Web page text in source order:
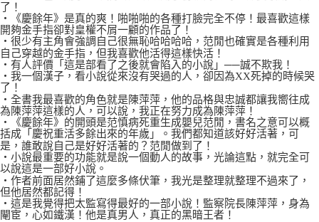
了！
‧《慶餘年》是真的爽！啪啪啪的各種打臉完全不停！最喜歡這樣
開夠金手指卻對皇權不屑一顧的作品了！
‧很少有主角會強調自己很無恥哈哈哈哈，范閒也確實是各種利用
自己穿越的金手指，但我喜歡他活得這樣快活！
‧有人評價「這是部看了之後就會陷入的小說」──誠不欺我！
‧我一個漢子，看小說從來沒有哭過的人，卻因為XX死掉的時候哭
了！
‧全書我最喜歡的角色就是陳萍萍，他的品格與忠誠都讓我嚮往成
為陳萍萍這樣的人，可以說，我正在努力成為陳萍萍！
‧《慶餘年》的開頭是范慎病死重生成嬰兒范閒，書名之意可以概
括成「慶祝重活多餘出來的年歲」。我們都知道該好好活著，可
是，誰敢說自己是好好活著的？范閒做到了！
‧小說最重要的功能就是說一個動人的故事，光論這點，就完全可
以說這是一部好小說。
‧作者前面居然鋪了這麼多條伏筆，我光是整理就整理不過來了，
但他居然都記得！
‧這是我覺得把太監寫得最好的一部小說！監察院長陳萍萍，身為
閹宦，心如鐵漢！他是真男人，真正的黑暗王者！